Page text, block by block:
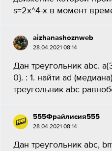
s=2x^4-x в момент
aizhanashoznweb
28.04.2021 08:14
Дан треугольник abc.
0}. : 1. найти ad
треугольник abc
555Фрайлисия555
28.04.2021 08:14
Дан треугольник abc,